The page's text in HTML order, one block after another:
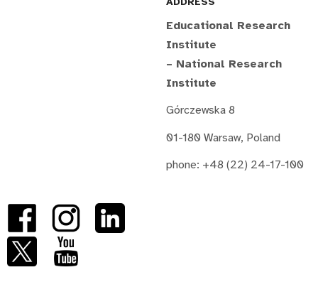
Educational Research
Institute
– National Research
Institute
Górczewska 8
01-180 Warsaw, Poland
phone: +48 (22) 24-17-100